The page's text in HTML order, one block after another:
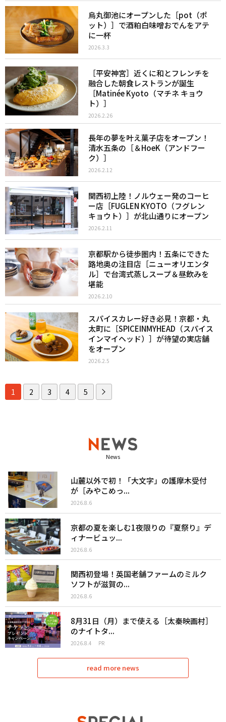
烏丸御池にオープンした［pot（ポ
ット）］で酒粕白味噌おでんをアテ
に一杯
2026.3.3
［平安神宮］近くに和とフレンチを
融合した朝食レストランが誕生
［Matinée Kyoto（マチネ キョウ
ト）］
2026.2.26
長年の夢を叶え菓子店をオープン！
清水五条の［＆HoeK（アンドフー
ク）］
2026.2.12
関西初上陸！ノルウェー発のコーヒ
ー店［FUGLEN KYOTO（フグレン
キョウト）］が北山通りにオープン
2026.2.11
京都駅から徒歩圏内！五条にできた
路地奥の注目店［ニューオリエンタ
ル］で台湾式蒸しスープ＆昼飲みを
堪能
2026.2.10
スパイスカレー好き必見！京都・丸
太町に［SPICEINMYHEAD（スパイス
インマイヘッド）］が待望の実店舗
をオープン
2026.2.5
1 2 3 4 5
News
山麓以外で初！「大文字」の護摩木受付
が［みやこめっ...
2026.8.6
京都の夏を楽しむ1夜限りの『夏祭り』デ
ィナービュッ...
2026.8.6
関西初登場！英国老舗ファームのミルク
ソフトが滋賀の...
2026.8.6
8月31日（月）まで使える［太秦映画村］
のナイトタ...
2026.8.4 PR
read more news